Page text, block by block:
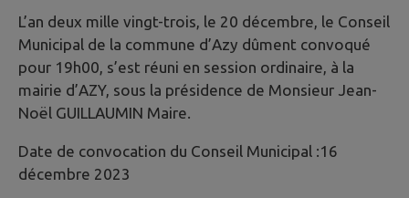
L’an deux mille vingt-trois, le 20 décembre, le Conseil
Municipal de la commune d’Azy dûment convoqué
pour 19h00, s’est réuni en session ordinaire, à la
mairie d’AZY, sous la présidence de Monsieur Jean-
Noël GUILLAUMIN Maire.
Date de convocation du Conseil Municipal :16
décembre 2023